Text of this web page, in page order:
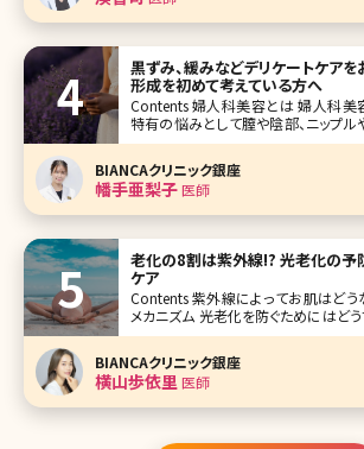
黒ずみ、緩みなどデリケートケア
形成を初めて考えている方へ
Contents 婦人科美容とは 婦人科美容の種類 まとめ 女性
特有の悩みとして膣や陰部、ニップ
問わず悩みを抱えている方が多くいら
色味を明るくしたい、胸の大きさを大
を重ねていくと膣の緩みや授乳による
BIANCAクリニック銀座
幡手亜梨子医師
老化の8割は紫外線!? 光老化の予
ケア
Contents 紫外線によってお肌はどうなる? 光老化の起きる
メカニズム 光老化を防ぐためにはどう
光老化への対処法 紫外線によりシミができてしまうというこ
とはみなさんご存知かと思いますが、
き起こしてしまうとご存知だ
BIANCAクリニック銀座
横山歩依里 医師